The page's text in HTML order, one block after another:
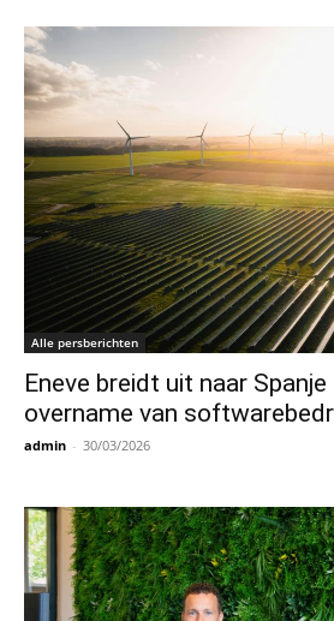
Alle persberichten
Eneve breidt uit naar
overname van
admin - 30/03/2026